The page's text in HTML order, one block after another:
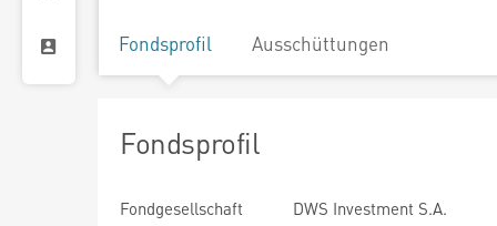
Fondsprofil Ausschüttungen
Fondsprofil
Fondgesellschaft
DWS Investment S.A.